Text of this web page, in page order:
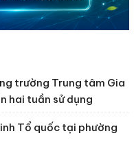
trường Trung tâm Gia
hai tuần sử dụng
Tổ quốc tại phường